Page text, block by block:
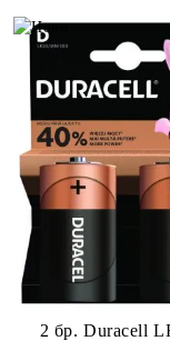
2 бр. Duracell